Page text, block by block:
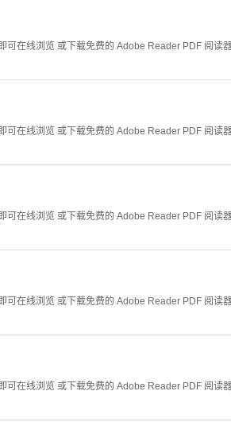
在线浏览 或下载免费的 Adobe Reader PDF 阅读
在线浏览 或下载免费的 Adobe Reader PDF 阅读
在线浏览 或下载免费的 Adobe Reader PDF 阅读
在线浏览 或下载免费的 Adobe Reader PDF 阅读
在线浏览 或下载免费的 Adobe Reader PDF 阅读